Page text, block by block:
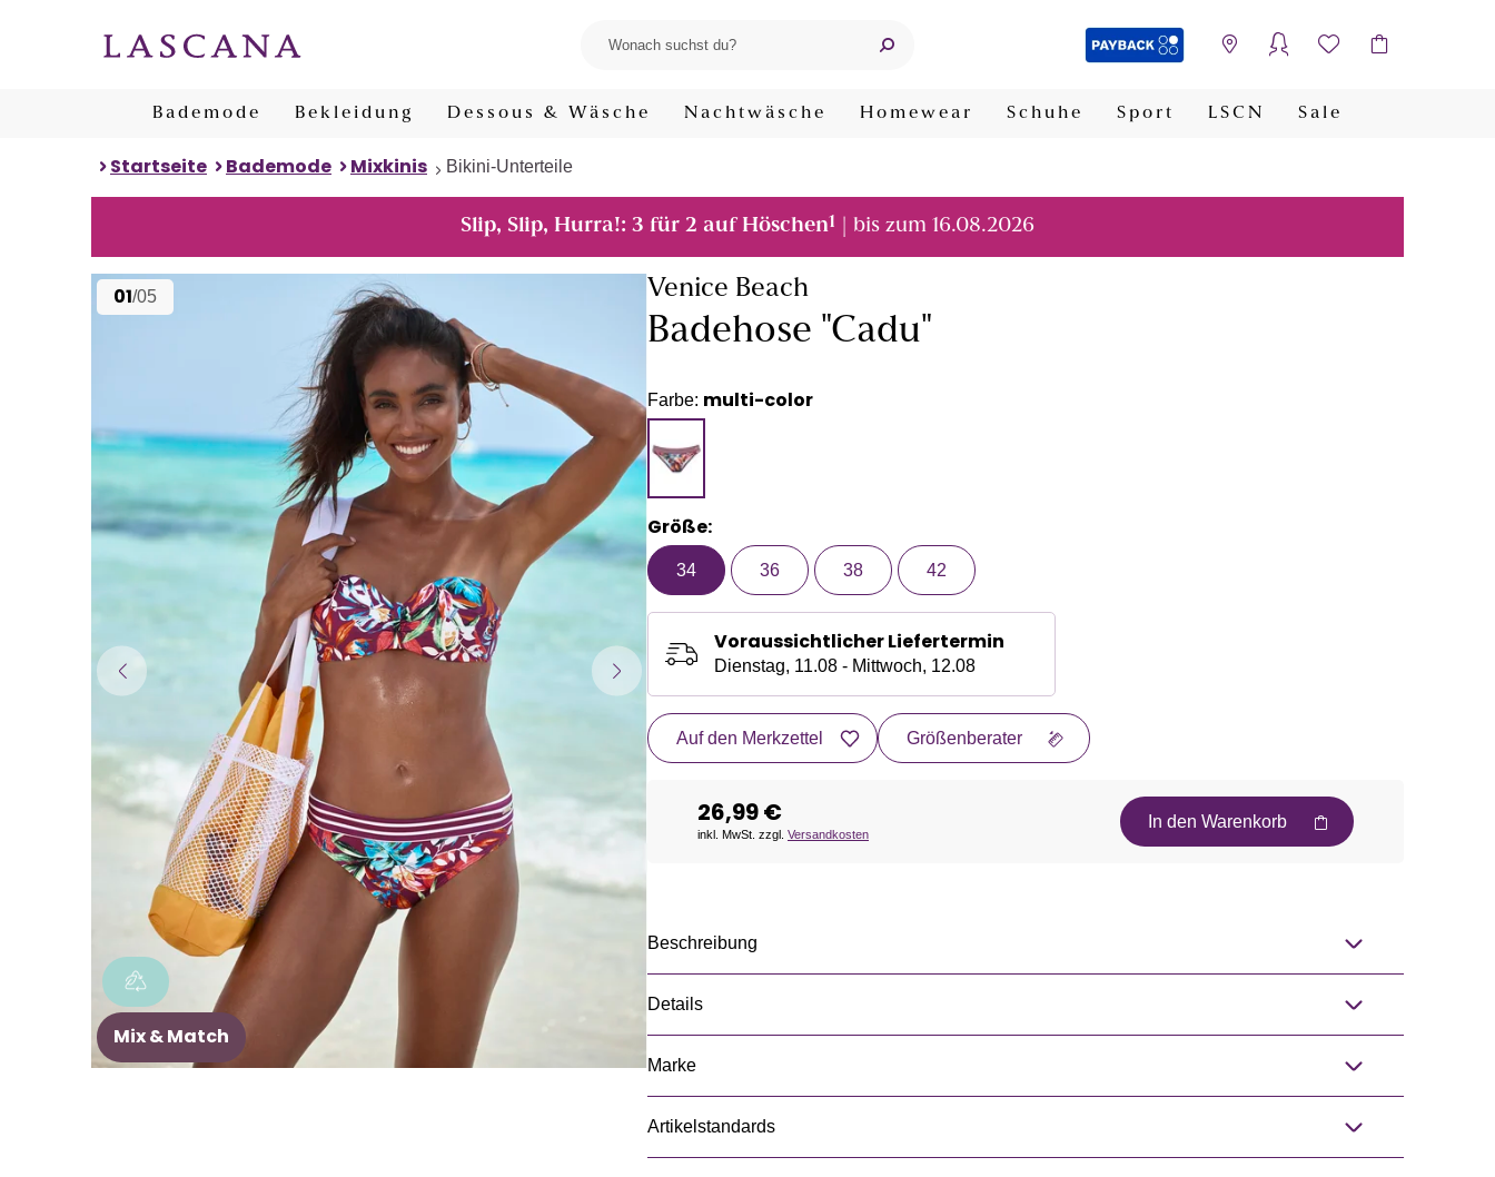
Bademode Bekleidung Dessous & Wäsche Nachtwäsche Homewear Schuhe Sport LSCN Sale
Startseite Bademode Mixkinis Bikini-Unterteile
Slip, Slip, Hurra!: 3 für 2 auf Höschen1 | bis zum 16.08.2026
01/05
Mix & Match
Venice Beach
Badehose "Cadu"
Farbe: multi-color
Größe:
34 36 38 42
Voraussichtlicher Liefertermin
Dienstag, 11.08 - Mittwoch, 12.08
Auf den Merkzettel Größenberater
26,99 €
inkl. MwSt. zzgl. Versandkosten
In den Warenkorb
Beschreibung
Details
Marke
Artikelstandards